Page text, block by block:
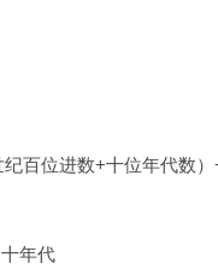
百位进数+十位年代数）
年代